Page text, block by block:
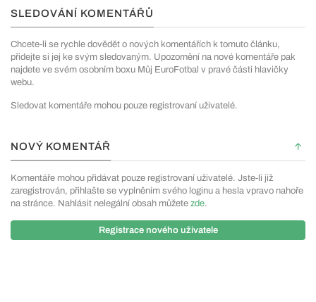
SLEDOVÁNÍ KOMENTÁŘŮ
Chcete-li se rychle dovědět o nových komentářích k tomuto článku,
přidejte si jej ke svým sledovaným. Upozornění na nové komentáře pak
najdete ve svém osobním boxu Můj EuroFotbal v pravé části hlavičky
webu.
Sledovat komentáře mohou pouze registrovaní uživatelé.
NOVÝ KOMENTÁŘ
Komentáře mohou přidávat pouze registrovaní uživatelé. Jste-li již
zaregistrován, přihlašte se vyplněním svého loginu a hesla vpravo nahoře
na stránce. Nahlásit nelegální obsah můžete zde.
Registrace nového uživatele